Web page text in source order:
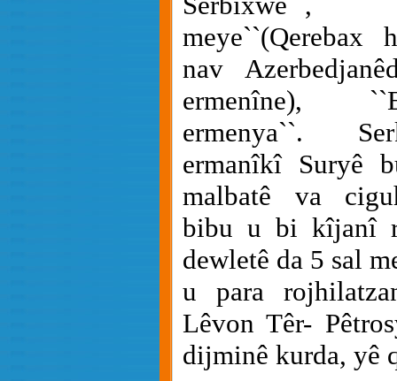
meye``(Qerebax
nav
ermenîne),
ermenya``.
ermanîkî Suryê
malbatê va
bibu u bi kîjanî
dewletê da 5 sal
u para
Lêvon Têr-
dijminê kurda, yê